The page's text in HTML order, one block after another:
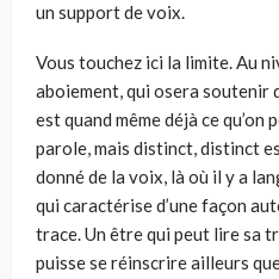
un support de voix.
Vous touchez ici la limite. Au
aboiement, qui osera soutenir
est quand même déjà ce qu’on
parole, mais distinct, distinct
donné de la voix, là où il y a
qui caractérise d’une façon
trace. Un être qui peut lire sa
puisse se réinscrire ailleurs